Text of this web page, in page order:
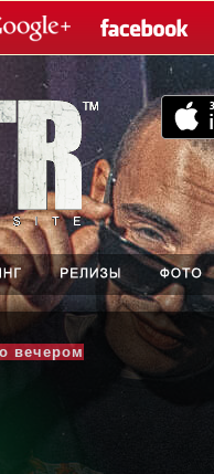
вечером